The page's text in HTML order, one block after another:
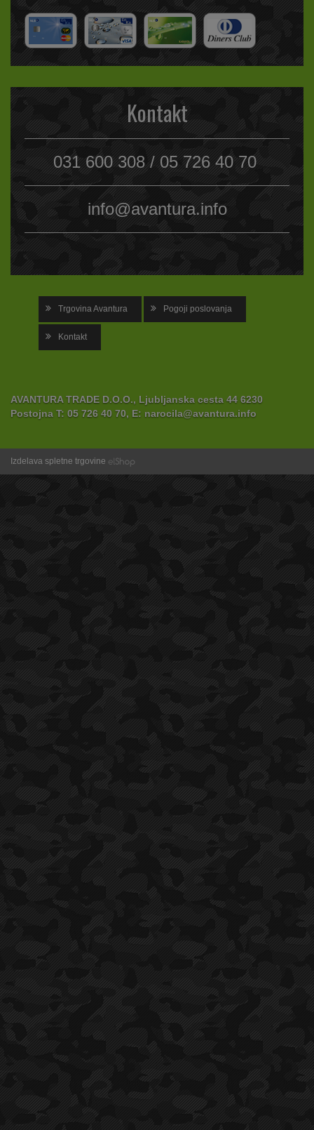
Kontakt
031 600 308 / 05 726 40 70
info@avantura.info
Trgovina Avantura Pogoji poslovanja
Kontakt
AVANTURA TRADE D.O.O., Ljubljanska cesta 44 6230
Postojna T: 05 726 40 70, E: narocila@avantura.info
Izdelava spletne trgovine